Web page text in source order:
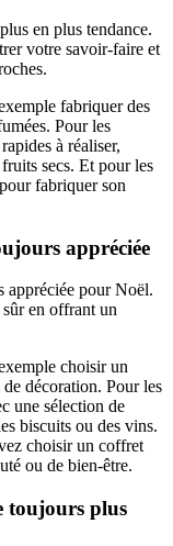
en plus tendance.
votre savoir-faire et
fabriquer des
Pour les
à réaliser,
secs. Et pour les
fabriquer son
appréciée
appréciée pour Noël.
en offrant un
choisir un
décoration. Pour les
une sélection de
biscuits ou des vins.
choisir un coffret
ou de bien-être.
toujours plus